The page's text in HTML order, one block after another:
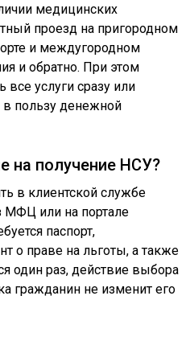
медицинских
проезд на пригородном
и междугородном
и обратно. При этом
услуги сразу или
в пользу денежной
на получение НСУ?
в клиентской службе
МФЦ или на портале
паспорт,
о праве на льготы, а также
один раз, действие выбора
гражданин не изменит его